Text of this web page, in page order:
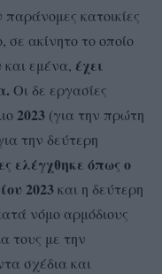
κατοικίες
ακίνητο το οποίο
και εμένα, έχει
Οι δε εργασίες
2023 (για την πρώτη
την δεύτερη
ελέγχθηκε όπως ο
2023και η δεύτερη
νόμο αρμόδιους
τους με την
σχέδια και